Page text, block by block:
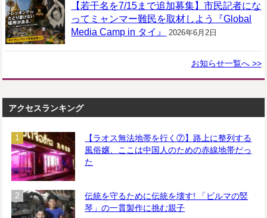
【若干名を7/15まで追加募集】市民記者にな
ってミャンマー難民を取材しよう『Global
Media Camp in タイ』
2026年6月2日
お知らせ一覧へ >>
アクセスランキング
【ラオス無法地帯を行く⑦】路上に整列する
風俗嬢、ここは中国人のための赤線地帯だっ
た
伝統を守るために伝統を壊す! 「ビルマの竪
琴」の一貫製作に挑む親子